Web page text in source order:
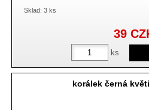
Sklad: 3 ks
ks
39
korálek černá